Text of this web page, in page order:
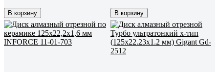
В корзину В корзину